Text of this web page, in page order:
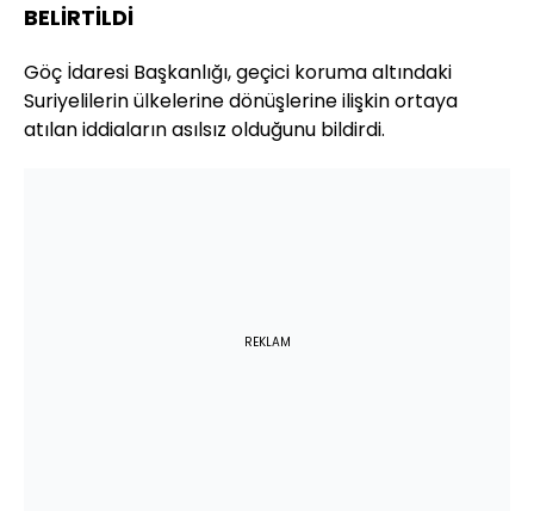
BELİRTİLDİ
Göç İdaresi Başkanlığı, geçici koruma altındaki
Suriyelilerin ülkelerine dönüşlerine ilişkin ortaya
atılan iddiaların asılsız olduğunu bildirdi.
REKLAM